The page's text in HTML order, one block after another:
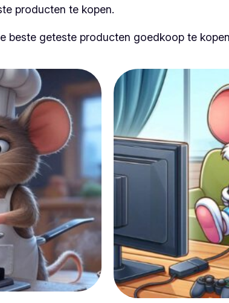
producten te kopen.
beste geteste producten goedkoop te